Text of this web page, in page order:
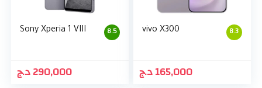
8.5
Sony Xperia 1 VIII
290,000د.ج
8.3
vivo X300
165,000د.ج